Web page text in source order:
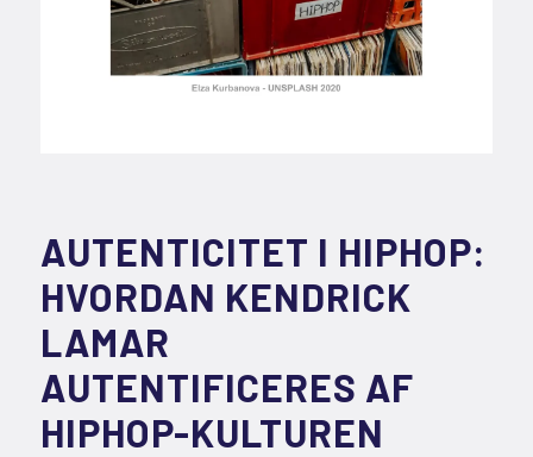
AUTENTICITET I HIPHOP:
HVORDAN KENDRICK
LAMAR
AUTENTIFICERES AF
HIPHOP-KULTUREN